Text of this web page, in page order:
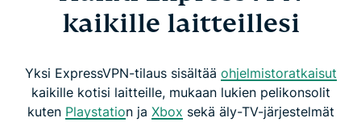
kaikille laitteillesi
Yksi ExpressVPN-tilaus sisältää ohjelmistoratkaisut
kaikille kotisi laitteille, mukaan lukien pelikonsolit
kuten Playstation ja Xbox sekä äly-TV-järjestelmät